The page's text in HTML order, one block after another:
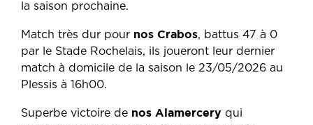
la saison prochaine.
Match très dur pour nos Crabos, battus 47 à 0
par le Stade Rochelais, ils joueront leur dernier
match à domicile de la saison le 23/05/2026 au
Plessis à 16h00.
Superbe victoire de nos Alamercery qui